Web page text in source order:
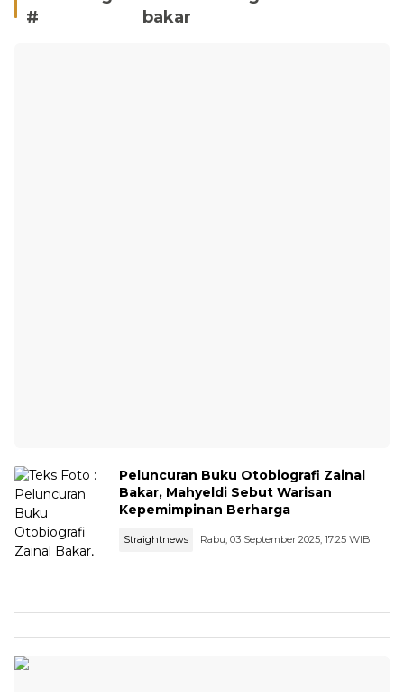
#
bakar
Peluncuran Buku Otobiografi Zainal
Bakar, Mahyeldi Sebut Warisan
Kepemimpinan Berharga
Straightnews Rabu, 03 September 2025, 17:25 WIB